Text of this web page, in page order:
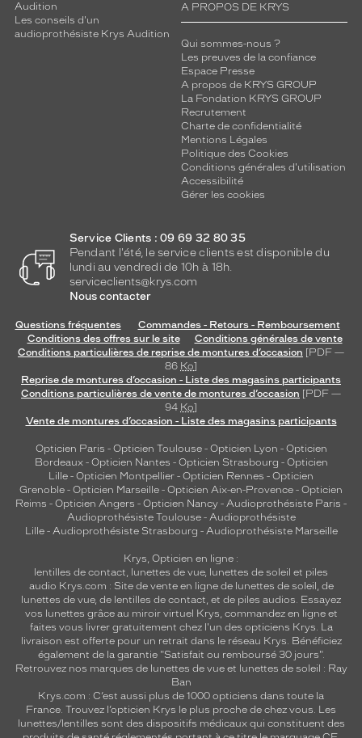
Audition
Les conseils d'un
audioprothésiste Krys Audition
A PROPOS DE KRYS
Qui sommes-nous ?
Les preuves de la confiance
Espace Presse
A propos de KRYS GROUP
La Fondation KRYS GROUP
Recrutement
Charte de confidentialité
Mentions Légales
Politique des Cookies
Conditions générales d'utilisation
Accessibilité
Gérer les cookies
Service Clients : 09 69 32 80 35
Pendant l'été, le service clients est disponible du
lundi au vendredi de 10h à 18h.
serviceclients@krys.com
Nous contacter
Questions fréquentes
Commandes - Retours - Remboursement
Conditions des offres sur le site
Conditions générales de vente
Conditions particulières de reprise de montures d’occasion [PDF —
86 Ko]
Reprise de montures d’occasion - Liste des magasins participants
Conditions particulières de vente de montures d’occasion [PDF —
94 Ko]
Vente de montures d’occasion - Liste des magasins participants
Opticien Paris - Opticien Toulouse- Opticien Lyon - Opticien
Bordeaux- Opticien Nantes - Opticien Strasbourg - Opticien
Lille - Opticien Montpellier - Opticien Rennes - Opticien
Grenoble - Opticien Marseille - Opticien Aix-en-Provence - Opticien
Reims - Opticien Angers - Opticien Nancy - Audioprothésiste Paris -
Audioprothésiste Toulouse- Audioprothésiste
Lille- Audioprothésiste Strasbourg - Audioprothésiste Marseille
Krys, Opticien en ligne :
lentilles de contact, lunettes de vue, lunettes de soleil et piles
audio Krys.com : Site de vente en ligne de lunettes de soleil, de
lunettes de vue, de lentilles de contact, et de piles audios. Essayez
vos lunettes grâce au miroir virtuel Krys, commandez en ligne et
faites vous livrer gratuitement chez l'un des opticiens Krys. La
livraison est offerte pour un retrait dans le réseau Krys. Bénéficiez
également de la garantie "Satisfait ou remboursé 30 jours".
Retrouvez nos marques de lunettes de vue et lunettes de soleil : Ray
Ban
Krys.com : C’est aussi plus de 1000 opticiens dans toute la
France. Trouvez l’opticien Krys le plus proche de chez vous. Les
lunettes/lentilles sont des dispositifs médicaux qui constituent des